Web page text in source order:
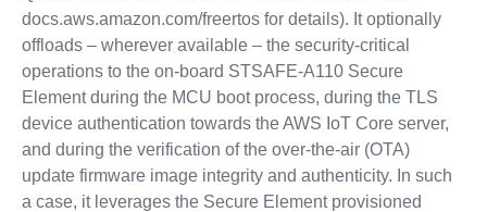
docs.aws.amazon.com/freertos for details). It optionally
offloads – wherever available – the security-critical
operations to the on-board STSAFE-A110 Secure
Element during the MCU boot process, during the TLS
device authentication towards the AWS IoT Core server,
and during the verification of the over-the-air (OTA)
update firmware image integrity and authenticity. In such
a case, it leverages the Secure Element provisioned